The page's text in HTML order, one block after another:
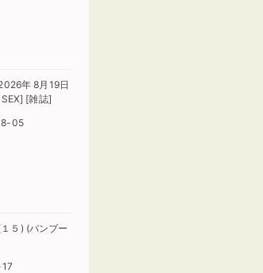
年 8月19日
[雑誌]
05
５) (バンブー